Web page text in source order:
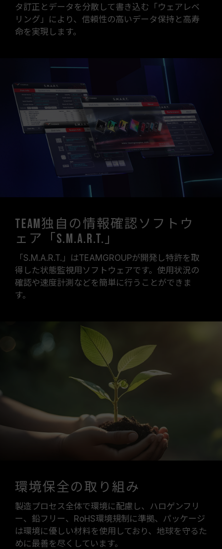
タ訂正とデータを分散して書き込む「ウェアレベ
リング」により、信頼性の高いデータ保持と高寿
命を実現します。
Team独自の情報確認ソフトウ
ェア「S.M.A.R.T.」
「S.M.A.R.T.」はTEAMGROUPが開発し特許を取
得した状態監視用ソフトウェアです。使用状況の
確認や速度計測などを簡単に行うことができま
す。
環境保全の取り組み
製造プロセス全体で環境に配慮し、ハロゲンフリ
ー、鉛フリー、RoHS環境規制に準拠、パッケージ
は環境に優しい材料を使用しており、地球を守るた
めに最善を尽くしています。